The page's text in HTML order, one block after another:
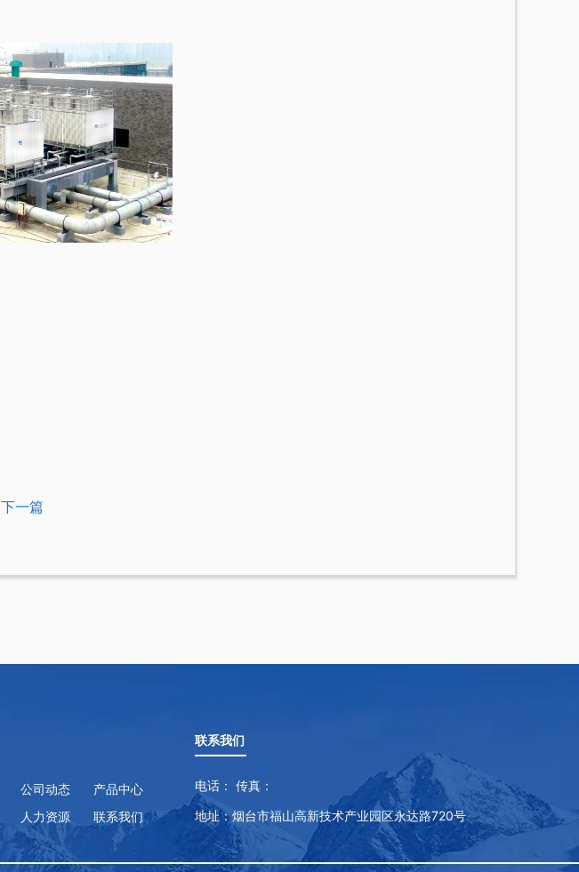
下一篇
公司动态
产品中心
人力资源
联系我们
联系我们
电话： 传真：
地址：烟台市福山高新技术产业园区永达路720号